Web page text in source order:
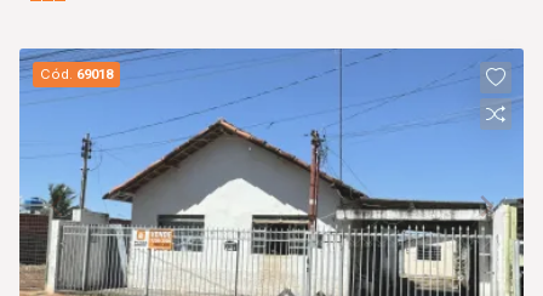
Cód. 69018